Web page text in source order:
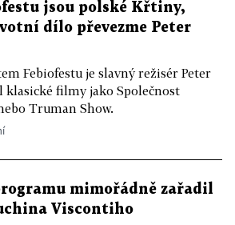
jsou polské Křtiny,
dílo převezme Peter
Febiofestu je slavný režisér Peter
klasické filmy jako Společnost
Truman Show.
mimořádně zařadil
Viscontiho